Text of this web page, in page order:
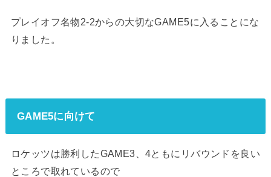
プレイオフ名物2-2からの大切なGAME5に入ることにな
りました。
GAME5に向けて
ロケッツは勝利したGAME3、4ともにリバウンドを良い
ところで取れているので